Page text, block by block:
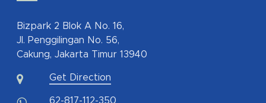
Bizpark 2 Blok A No. 16,
Jl. Penggilingan No. 56,
Cakung, Jakarta Timur 13940
Get Direction
62-817-112-350